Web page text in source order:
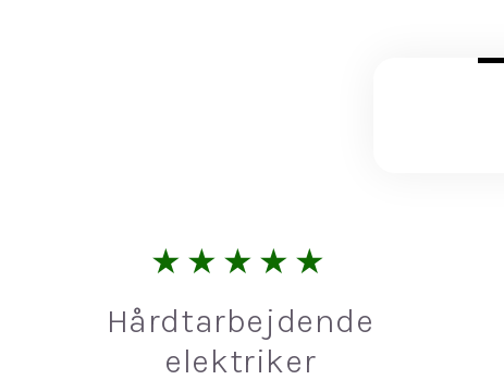
★★★★★
Hårdtarbejdende
elektriker